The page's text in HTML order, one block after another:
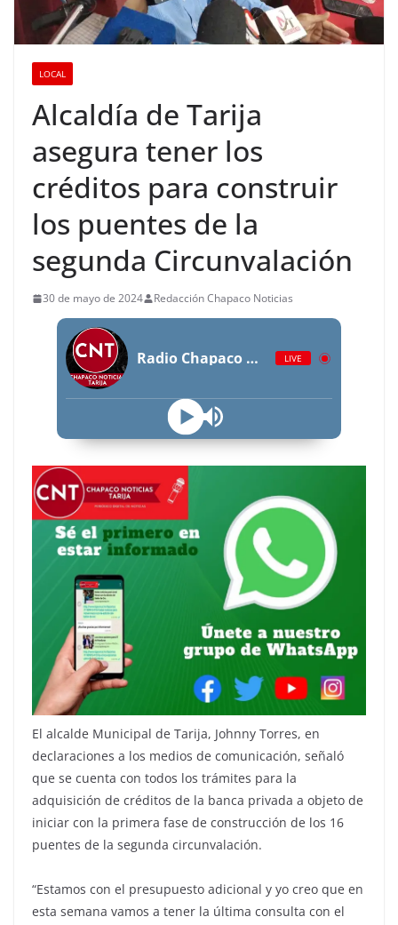
LOCAL
Alcaldía de Tarija
asegura tener los
créditos para construir
los puentes de la
segunda Circunvalación
30 de mayo de 2024 Redacción Chapaco Noticias
Radio Chapaco Noticias Las 24 horas en vivo LIVE
El alcalde Municipal de Tarija, Johnny Torres, en
declaraciones a los medios de comunicación, señaló
que se cuenta con todos los trámites para la
adquisición de créditos de la banca privada a objeto de
iniciar con la primera fase de construcción de los 16
puentes de la segunda circunvalación.
“Estamos con el presupuesto adicional y yo creo que en
esta semana vamos a tener la última consulta con el